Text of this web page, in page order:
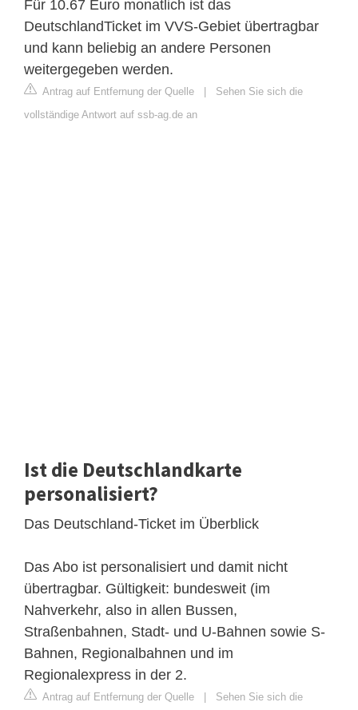
Für 10.67 Euro monatlich ist das
DeutschlandTicket im VVS-Gebiet übertragbar
und kann beliebig an andere Personen
weitergegeben werden.
Antrag auf Entfernung der Quelle
Sehen Sie sich die
vollständige Antwort auf ssb-ag.de an
Ist die Deutschlandkarte
personalisiert?
Das Deutschland-Ticket im Überblick
Das Abo ist personalisiert und damit nicht
übertragbar. Gültigkeit: bundesweit (im
Nahverkehr, also in allen Bussen,
Straßenbahnen, Stadt- und U-Bahnen sowie S-
Bahnen, Regionalbahnen und im
Regionalexpress in der 2.
Antrag auf Entfernung der Quelle
Sehen Sie sich die